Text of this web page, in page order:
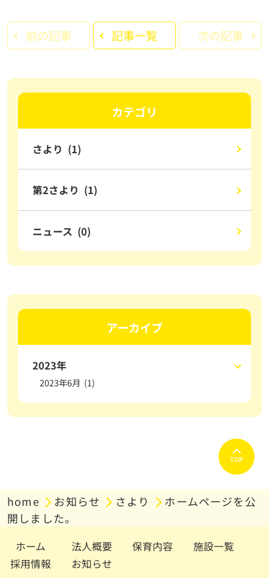
前の記事 記事一覧 次の記事
カテゴリ
さより (1)
第2さより (1)
ニュース (0)
アーカイブ
2023年
2023年6月 (1)
TOP
home お知らせ さより
ホームページを公
開しました。
ホーム 法人概要 保育内容
施設一覧
採用情報
お知らせ